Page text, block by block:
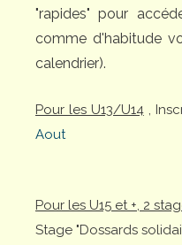
"rapides" pour
comme d'habitude
calendrier).
Pour les U13/U14,
Aout
Pour les U15 et +, 2
Stage "Dossards